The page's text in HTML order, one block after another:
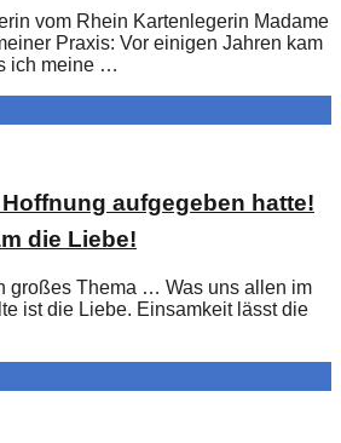
vom Rhein Kartenlegerin Madame
Praxis: Vor einigen Jahren kam
ich meine …
aufgegeben hatte!
die Liebe!
großes Thema … Was uns allen im
ist die Liebe. Einsamkeit lässt die